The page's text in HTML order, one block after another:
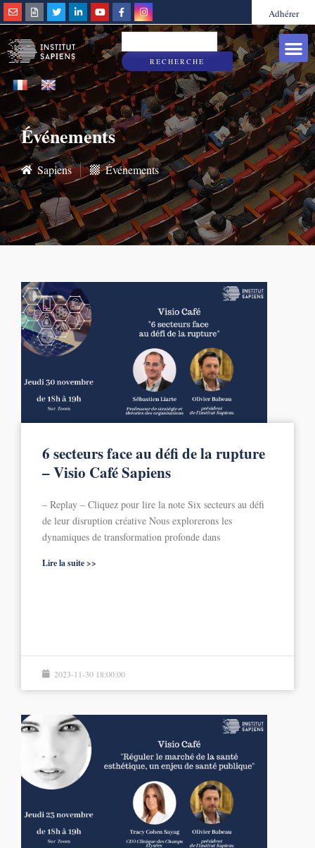
Adhérer
RECHERCHE
Événements
Sapiens Événements
6 secteurs face au défi de la rupture
– Visio Café Sapiens
– Replay – Cliquez pour lire la note Six secteurs au défi
de leur disruption créative Nous explorerons les
dynamiques de transformation profonde dans
Lire la suite >>
2023-11-30 18:00:00